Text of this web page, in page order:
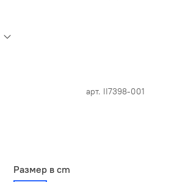
арт. II7398-001
Размер в cm